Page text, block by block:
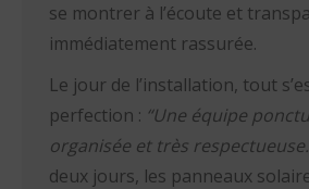
se montrer à l’écoute et
immédiatement rassurée.
Le jour de l’installation, tout
perfection : “Une équipe
organisée et très
deux jours, les panneaux